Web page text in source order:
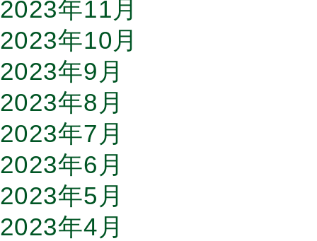
2023年11月
2023年10月
2023年9月
2023年8月
2023年7月
2023年6月
2023年5月
2023年4月